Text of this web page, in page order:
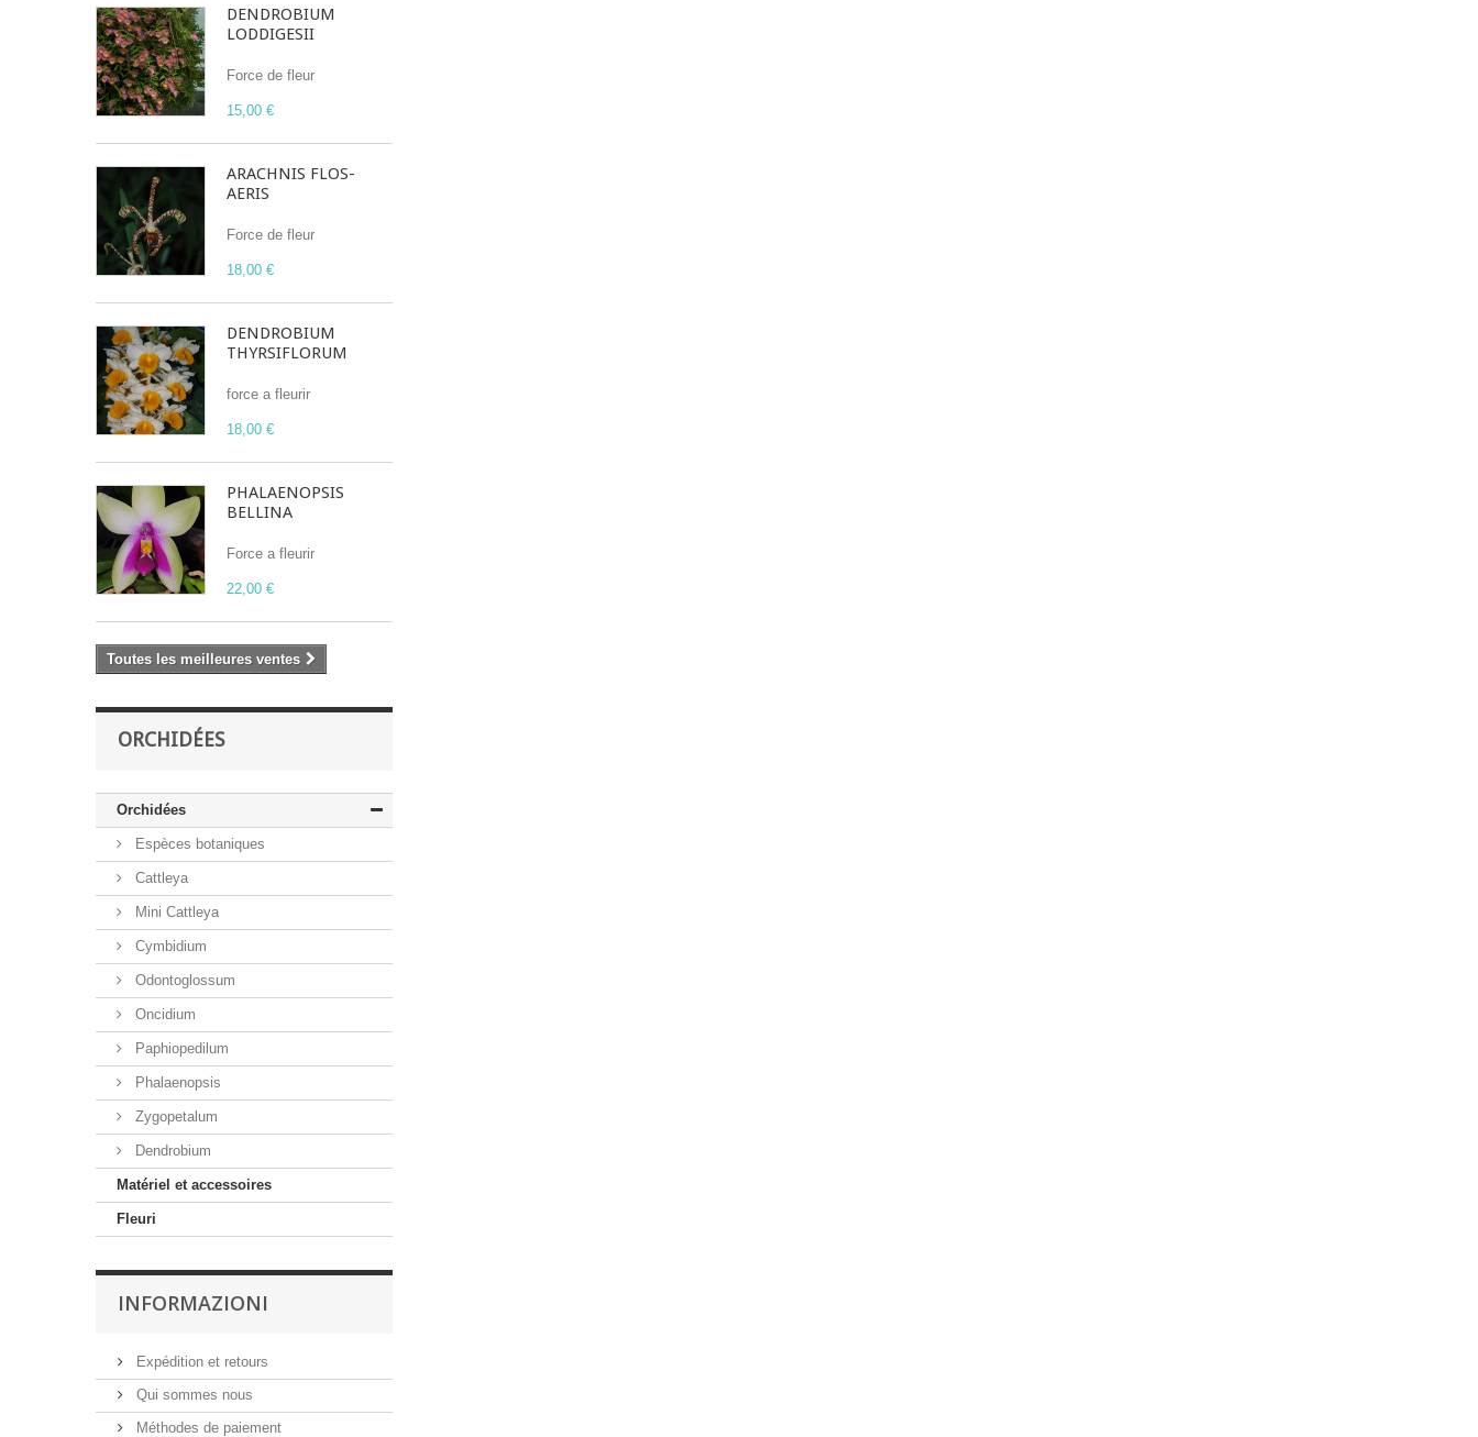
DENDROBIUM
LODDIGESII
Force de fleur
15,00 €
ARACHNIS FLOS-
AERIS
Force de fleur
18,00 €
DENDROBIUM
THYRSIFLORUM
force a fleurir
18,00 €
PHALAENOPSIS
BELLINA
Force a fleurir
22,00 €
Toutes les meilleures ventes
ORCHIDÉES
Orchidées
Espèces botaniques
Cattleya
Mini Cattleya
Cymbidium
Odontoglossum
Oncidium
Paphiopedilum
Phalaenopsis
Zygopetalum
Dendrobium
Matériel et accessoires
Fleuri
INFORMAZIONI
Expédition et retours
Qui sommes nous
Méthodes de paiement